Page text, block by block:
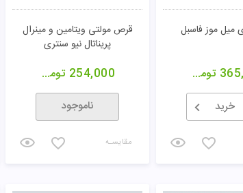
میل موز فاسبل
تومان
خرید
قرص مولتی ویتامین و مینرال
پریناتال نیو سنتری
254,000 تومان
ناموجود
مقایسـه